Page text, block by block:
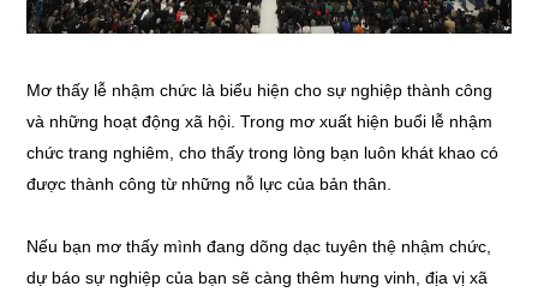
Mơ thấy lễ nhậm chức là biểu hiện cho sự nghiệp thành công
và những hoạt động xã hội. Trong mơ xuất hiện buổi lễ nhậm
chức trang nghiêm, cho thấy trong lòng bạn luôn khát khao có
được thành công từ những nỗ lực của bản thân.
Nếu bạn mơ thấy mình đang dõng dạc tuyên thệ nhậm chức,
dự báo sự nghiệp của bạn sẽ càng thêm hưng vinh, địa vị xã